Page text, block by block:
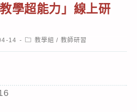
學超能力」線上研
14
Post教學組 / 教師研習